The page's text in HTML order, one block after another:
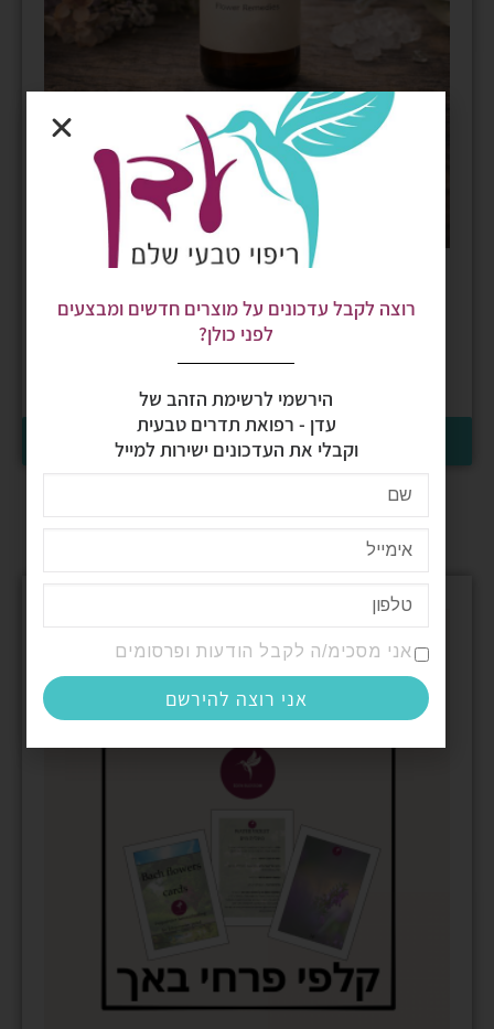
תמצית רוגע מפרחי באך
בחר אפשרויות
מבצע!
רוצה לקבל עדכונים על מוצרים חדשים ומבצעים
לפני כולן?
הירשמי לרשימת הזהב של
עדן - רפואת תדרים טבעית
וקבלי את העדכונים ישירות למייל
אני מסכימ/ה לקבל הודעות ופרסומים
אני רוצה להירשם